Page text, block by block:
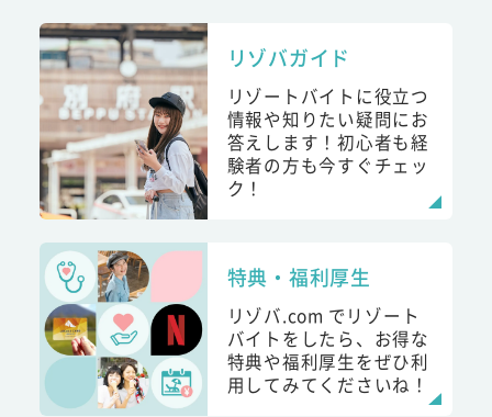
リゾバガイド
リゾートバイトに役立つ
情報や知りたい疑問にお
答えします！初心者も経
験者の方も今すぐチェッ
ク！
特典・福利厚生
リゾバ.com でリゾート
バイトをしたら、お得な
特典や福利厚生をぜひ利
用してみてくださいね！